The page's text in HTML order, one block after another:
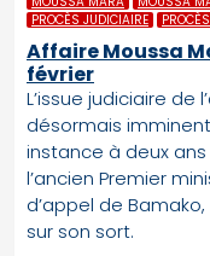
PROCÈS JUDICIAIRE
Affaire Moussa
février
L’issue judiciaire de
désormais
instance à deux
l’ancien Premier
d’appel de
sur son sort.